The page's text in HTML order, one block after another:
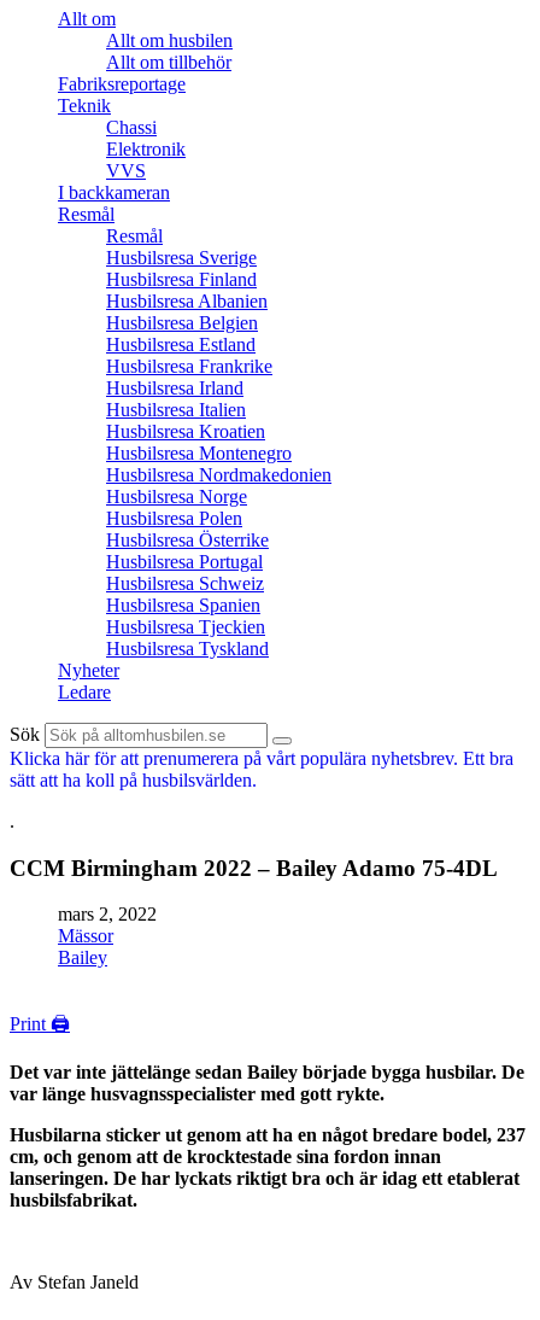
Allt om
Allt om husbilen
Allt om tillbehör
Fabriksreportage
Teknik
Chassi
Elektronik
VVS
I backkameran
Resmål
Resmål
Husbilsresa Sverige
Husbilsresa Finland
Husbilsresa Albanien
Husbilsresa Belgien
Husbilsresa Estland
Husbilsresa Frankrike
Husbilsresa Irland
Husbilsresa Italien
Husbilsresa Kroatien
Husbilsresa Montenegro
Husbilsresa Nordmakedonien
Husbilsresa Norge
Husbilsresa Polen
Husbilsresa Österrike
Husbilsresa Portugal
Husbilsresa Schweiz
Husbilsresa Spanien
Husbilsresa Tjeckien
Husbilsresa Tyskland
Nyheter
Ledare
Sök
Klicka här för att prenumerera på vårt populära nyhetsbrev. Ett bra
sätt att ha koll på husbilsvärlden.
.
CCM Birmingham 2022 – Bailey Adamo 75-4DL
mars 2, 2022
Mässor
Bailey
Print 🖨
Det var inte jättelänge sedan Bailey började bygga husbilar. De
var länge husvagnsspecialister med gott rykte.
Husbilarna sticker ut genom att ha en något bredare bodel, 237
cm, och genom att de krocktestade sina fordon innan
lanseringen. De har lyckats riktigt bra och är idag ett etablerat
husbilsfabrikat.
Av Stefan Janeld